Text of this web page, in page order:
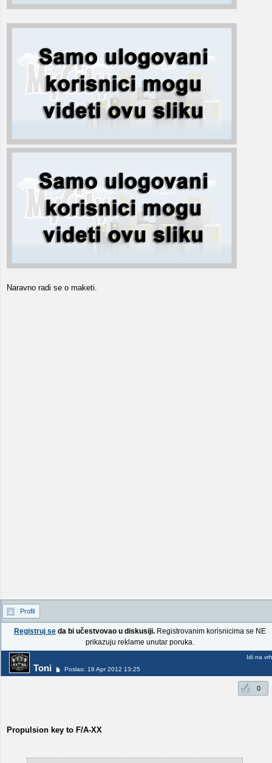
Naravno radi se o maketi.
Profil
Registruj seda bi učestvovao u diskusiji.Registrovanim korisnicima se NE
prikazuju reklame unutar poruka.
Toni Poslao: 18 Apr 2012 13:25
Idi na vrh
0
Propulsion key to F/A-XX